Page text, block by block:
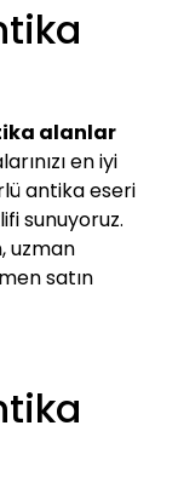
alanlar
en iyi
antika eseri
sunuyoruz.
uzman
satın